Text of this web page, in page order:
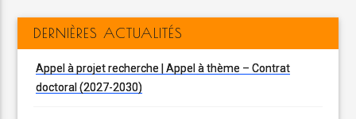
DERNIÈRES ACTUALITÉS
Appel à projet recherche | Appel à thème – Contrat
doctoral (2027-2030)